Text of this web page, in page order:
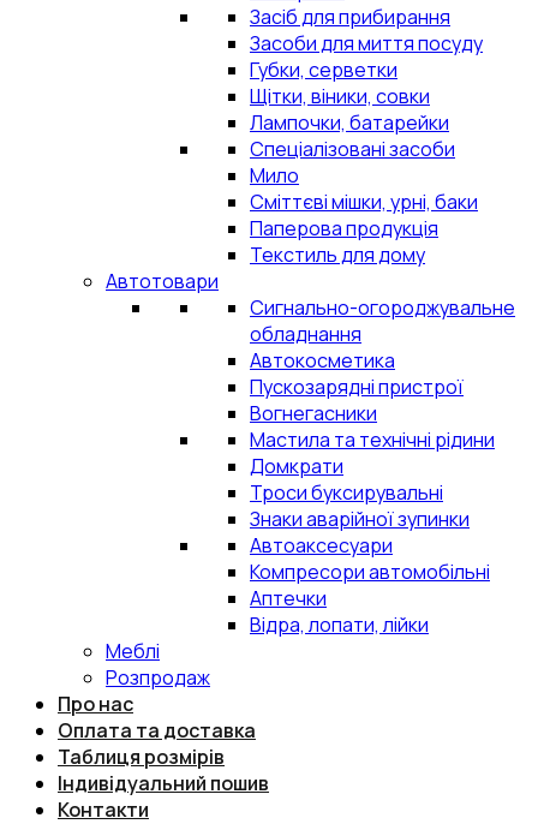
Засіб для прибирання
Засоби для миття посуду
Губки, серветки
Щітки, віники, совки
Лампочки, батарейки
Спеціалізовані засоби
Мило
Сміттєві мішки, урні, баки
Паперова продукція
Текстиль для дому
Автотовари
Сигнально-огороджувальне
обладнання
Автокосметика
Пускозарядні пристрої
Вогнегасники
Мастила та технічні рідини
Домкрати
Троси буксирувальні
Знаки аварійної зупинки
Автоаксесуари
Компресори автомобільні
Аптечки
Відра, лопати, лійки
Меблі
Розпродаж
Про нас
Оплата та доставка
Таблиця розмірів
Індивідуальний пошив
Контакти